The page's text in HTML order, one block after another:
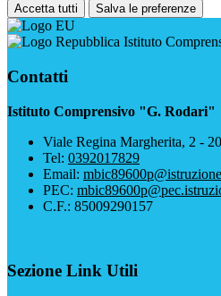
Accetta tutti Salva le preferenze
Istituto
Contatti
Istituto Comprensivo "G. Rodari"
Viale Regina Margherita, 2 -
Tel: 0392017829
Email:
PEC:
C.F.: 85009290157
Sezione Link Utili